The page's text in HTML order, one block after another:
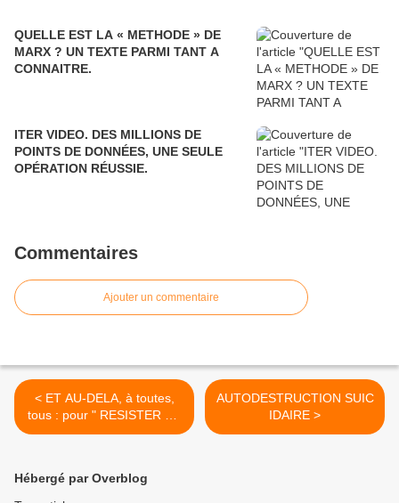
QUELLE EST LA « METHODE » DE
MARX ? UN TEXTE PARMI TANT A
CONNAITRE.
ITER VIDEO. DES MILLIONS DE
POINTS DE DONNÉES, UNE SEULE
OPÉRATION RÉUSSIE.
Commentaires
Ajouter un commentaire
< ET AU-DELA, à toutes,
tous : pour " RESISTER ET
CONSTRUIRE" une
AUTODESTRUCTION SUIC
IDAIRE >
Hébergé par Overblog